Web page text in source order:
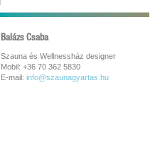
Balázs Csaba
Szauna és Wellnessház designer
Mobil: +36 70 362 5830
E-mail: info@szaunagyartas.hu